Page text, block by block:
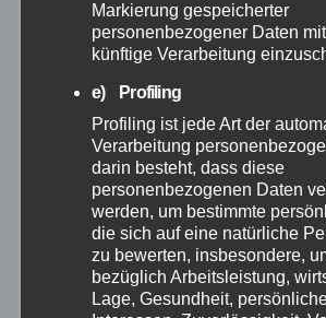
April 2025
März 2025
Februar 2025
Januar 2025
Dezember 2024
Markierung gespeicherter
personenbezogener Daten
künftige Verarbeitung
e) Profiling
Profiling ist jede Art der
Verarbeitung
darin besteht, dass diese
personenbezogenen Daten
werden, um bestimmte
die sich auf eine natürliche
zu bewerten, insbesondere,
bezüglich Arbeitsleistung,
Lage, Gesundheit,